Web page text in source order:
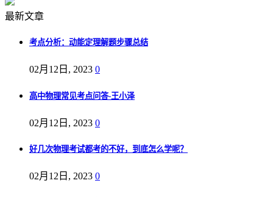
最新文章
考点分析：动能定理解题步骤总结
02月12日, 2023 0
高中物理常见考点问答-王小泽
02月12日, 2023 0
好几次物理考试都考的不好，到底怎么学呢？
02月12日, 2023 0